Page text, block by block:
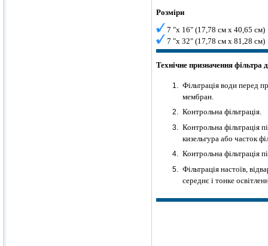
Розміри
7 "х 16" (17,78 см х 40,65 см)
7 "х 32" (17,78 см х 81,28 см)
Технічне призначення фільтра
Фільтрація води перед
мембран.
Контрольна фільтрація.
Контрольна фільтрація
кизельгура або часток
Контрольна фільтрація
Фільтрація настоїв,
середнє і тонке